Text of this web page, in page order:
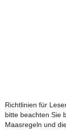
Richtlinien für
bitte beachten Sie
Maasregeln und